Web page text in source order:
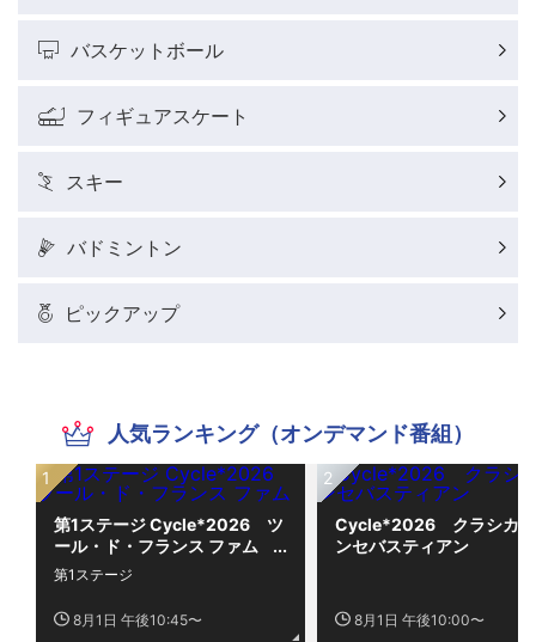
バスケットボール
フィギュアスケート
スキー
バドミントン
ピックアップ
人気ランキング（オンデマンド番組）
第1ステージ Cycle*2026 ツ
ール・ド・フランス ファム
8月1日 午後10:45〜
第1ステージ
Cycle*2026 クラシカ
ンセバスティアン
8月1日 午後10:00〜